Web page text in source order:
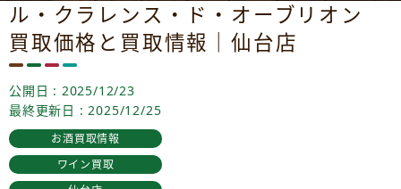
ル・クラレンス・ド・オーブリオン
買取価格と買取情報｜仙台店
公開日 : 2025/12/23
最終更新日 : 2025/12/25
お酒買取情報
ワイン買取